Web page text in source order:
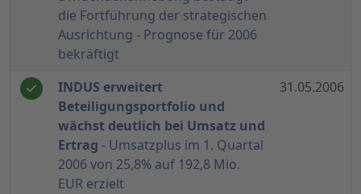
die Fortführung der strategischen
Ausrichtung - Prognose für 2006
bekräftigt
INDUS erweitert
Beteiligungsportfolio und
wächst deutlich bei Umsatz und
Ertrag - Umsatzplus im 1. Quartal
2006 von 25,8% auf 192,8 Mio.
EUR erzielt
31.05.2006